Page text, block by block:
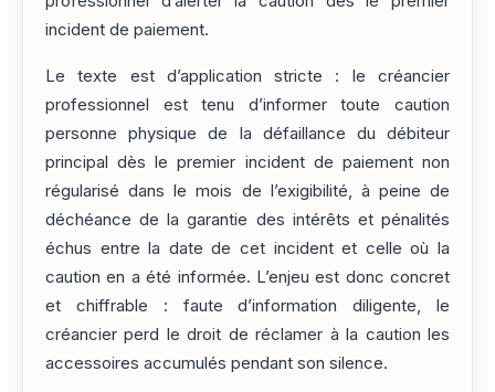
incident de paiement.
Le texte est d’application stricte : le créancier
professionnel est tenu d’informer toute caution
personne physique de la défaillance du débiteur
principal dès le premier incident de paiement non
régularisé dans le mois de l’exigibilité, à peine de
déchéance de la garantie des intérêts et pénalités
échus entre la date de cet incident et celle où la
caution en a été informée. L’enjeu est donc concret
et chiffrable : faute d’information diligente, le
créancier perd le droit de réclamer à la caution les
accessoires accumulés pendant son silence.